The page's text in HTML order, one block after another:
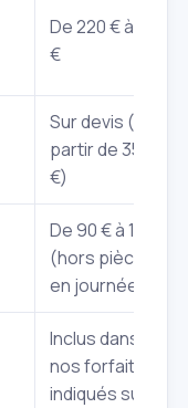
De 220 € à 350
€
Sur devis (à
partir de 350
€)
De 90 € à 175 €
(hors pièce,
en journée)
Inclus dans
nos forfaits ou
indiqués sur